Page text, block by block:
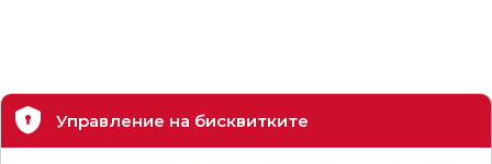
Управление на бисквитките